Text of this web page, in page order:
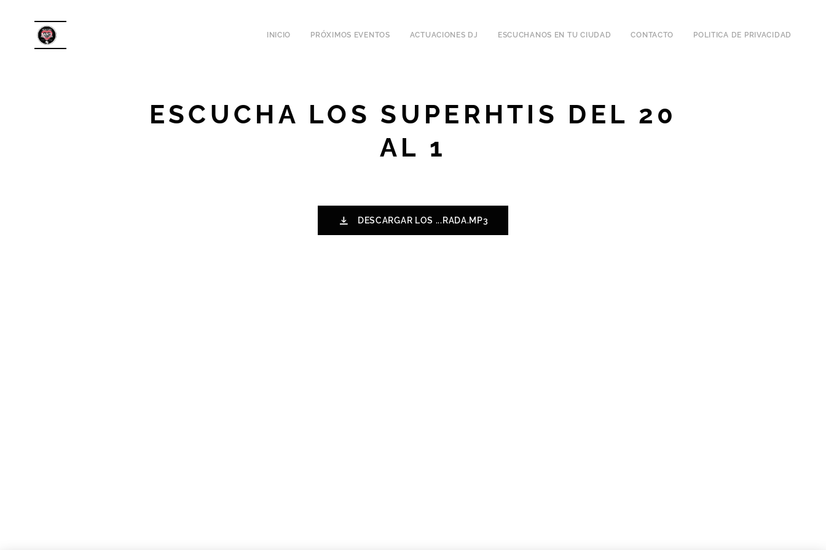
INICIO PRÓXIMOS EVENTOS ACTUACIONES DJ ESCUCHANOS EN TU CIUDAD CONTACTO POLITICA DE PRIVACIDAD
ESCUCHA LOS SUPERHTIS DEL 20
AL 1
DESCARGAR LOS ...RADA.MP3